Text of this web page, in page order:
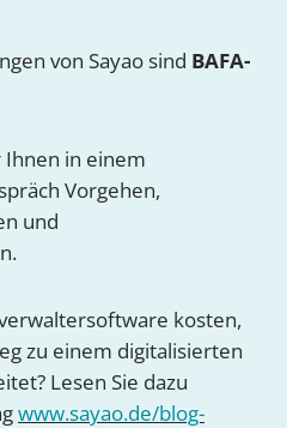
von Sayao sind BAFA-
in einem
Vorgehen,
und
kosten,
zu einem digitalisierten
Lesen Sie dazu
www.sayao.de/blog-